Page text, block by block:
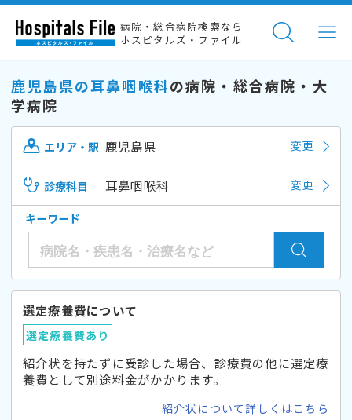
病院・総合病院検索なら
ホスピタルズ・ファイル
鹿児島県の耳鼻咽喉科の病院・総合病院・大
学病院
エリア・駅 鹿児島県 変更
診療科目 耳鼻咽喉科 変更
キーワード
選定療養費について
選定療養費あり
紹介状を持たずに受診した場合、診療費の他に選定療
養費として別途料金がかかります。
紹介状について詳しくはこちら